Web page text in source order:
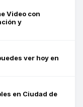
Video con
y
ver hoy en
en Ciudad de